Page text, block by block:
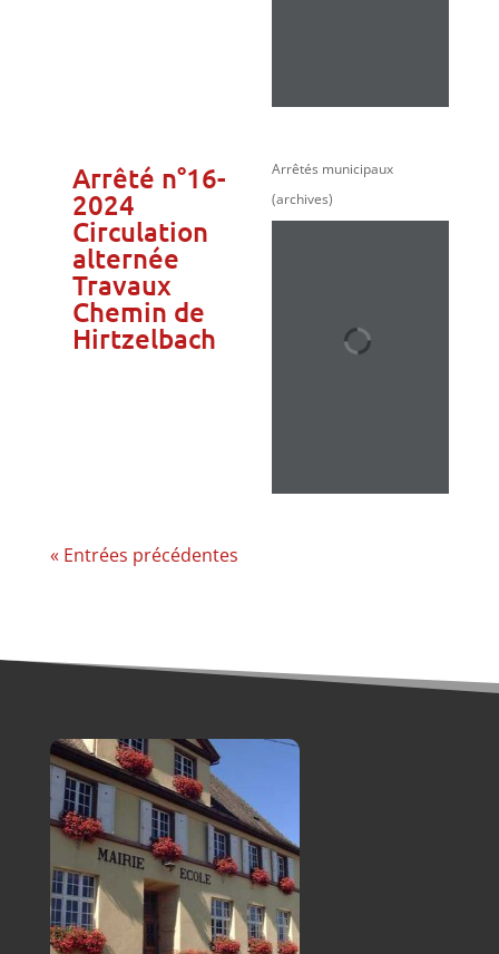
Arrêté n°16-
2024
Circulation
alternée
Travaux
Chemin de
Hirtzelbach
Arrêtés municipaux
(archives)
« Entrées précédentes